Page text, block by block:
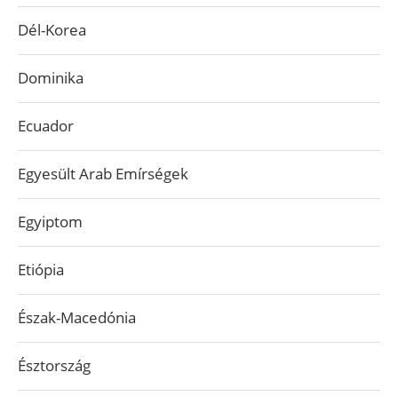
Dél-Korea
Dominika
Ecuador
Egyesült Arab Emírségek
Egyiptom
Etiópia
Észak-Macedónia
Észtország